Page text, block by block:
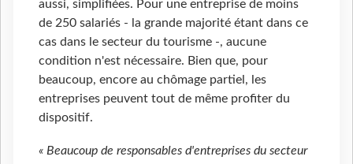
aussi, simplifiées. Pour une entreprise de moins
de 250 salariés - la grande majorité étant dans ce
cas dans le secteur du tourisme -, aucune
condition n'est nécessaire. Bien que, pour
beaucoup, encore au chômage partiel, les
entreprises peuvent tout de même profiter du
dispositif.
« Beaucoup de responsables d'entreprises du secteur